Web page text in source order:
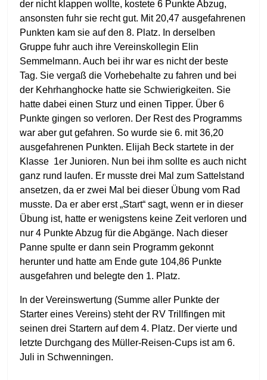
der nicht klappen wollte, kostete 6 Punkte Abzug,
ansonsten fuhr sie recht gut. Mit 20,47 ausgefahrenen
Punkten kam sie auf den 8. Platz. In derselben
Gruppe fuhr auch ihre Vereinskollegin Elin
Semmelmann. Auch bei ihr war es nicht der beste
Tag. Sie vergaß die Vorhebehalte zu fahren und bei
der Kehrhanghocke hatte sie Schwierigkeiten. Sie
hatte dabei einen Sturz und einen Tipper. Über 6
Punkte gingen so verloren. Der Rest des Programms
war aber gut gefahren. So wurde sie 6. mit 36,20
ausgefahrenen Punkten. Elijah Beck startete in der
Klasse 1er Junioren. Nun bei ihm sollte es auch nicht
ganz rund laufen. Er musste drei Mal zum Sattelstand
ansetzen, da er zwei Mal bei dieser Übung vom Rad
musste. Da er aber erst „Start“ sagt, wenn er in dieser
Übung ist, hatte er wenigstens keine Zeit verloren und
nur 4 Punkte Abzug für die Abgänge. Nach dieser
Panne spulte er dann sein Programm gekonnt
herunter und hatte am Ende gute 104,86 Punkte
ausgefahren und belegte den 1. Platz.
In der Vereinswertung (Summe aller Punkte der
Starter eines Vereins) steht der RV Trillfingen mit
seinen drei Startern auf dem 4. Platz. Der vierte und
letzte Durchgang des Müller-Reisen-Cups ist am 6.
Juli in Schwenningen.